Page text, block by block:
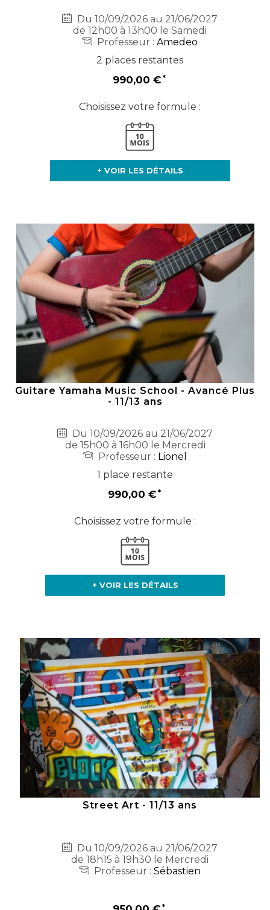
Du 10/09/2026 au 21/06/2027
de 12h00 à 13h00 le Samedi
Professeur :Amedeo
2 places restantes
990,00 €
Choisissez votre formule :
+ VOIR LES DÉTAILS
Guitare Yamaha Music School - Avancé Plus
- 11/13 ans
Du 10/09/2026 au 21/06/2027
de 15h00 à 16h00 le Mercredi
Professeur : Lionel
1 place restante
990,00 €
Choisissez votre formule :
+ VOIR LES DÉTAILS
Street Art - 11/13 ans
Du 10/09/2026 au 21/06/2027
de 18h15 à 19h30 le Mercredi
Professeur :Sébastien